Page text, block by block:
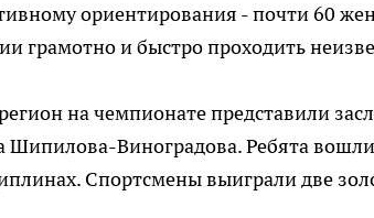
ориентирования - почти 60
грамотно и быстро проходить
на чемпионате представили
Шипилова-Виноградова. Ребята
Спортсмены выиграли две